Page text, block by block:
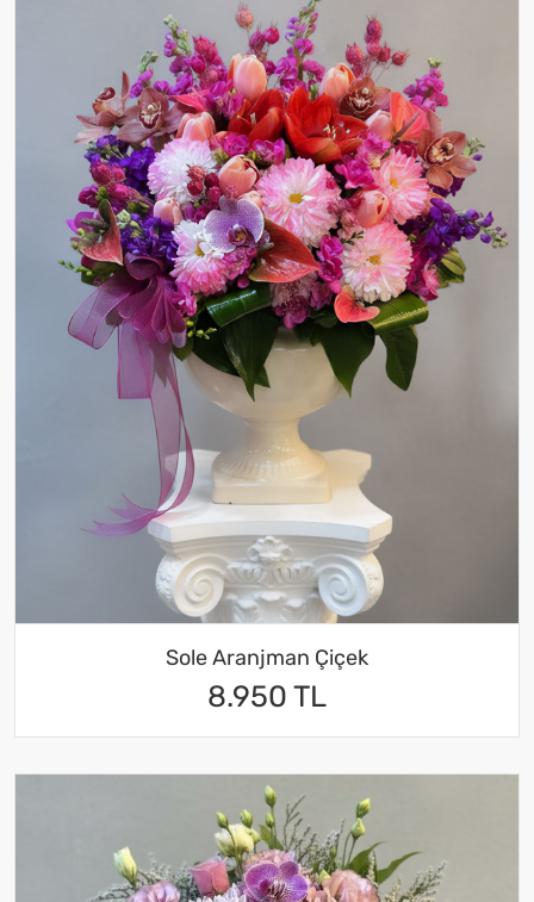
Sole Aranjman Çiçek
8.950 TL